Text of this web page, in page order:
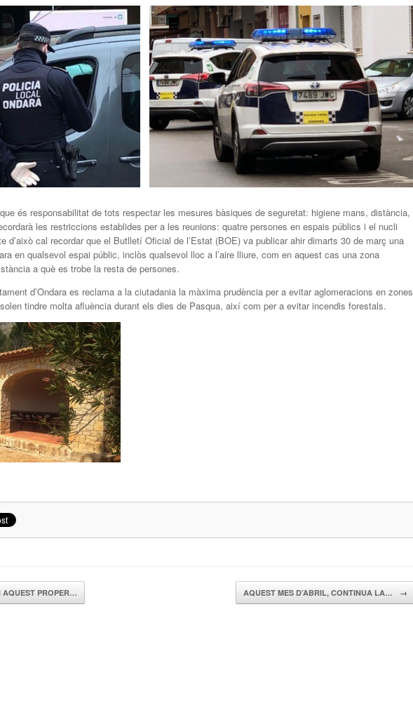
és responsabilitat de tots respectar les mesures bàsiques de seguretat: higiene mans, distància,
les restriccions establides per a les reunions: quatre persones en espais públics i el nucli
d’això cal recordar que el Butlletí Oficial de l’Estat (BOE) va publicar ahir dimarts 30 de març una
en qualsevol espai públic, inclòs qualsevol lloc a l’aire lliure, com en aquest cas una zona
a què es trobe la resta de persones.
d’Ondara es reclama a la ciutadania la màxima prudència per a evitar aglomeracions en zones
tindre molta afluència durant els dies de Pasqua, així com per a evitar incendis forestals.
AQUEST PROPER… AQUEST MES D’ABRIL, CONTINUA LA… →